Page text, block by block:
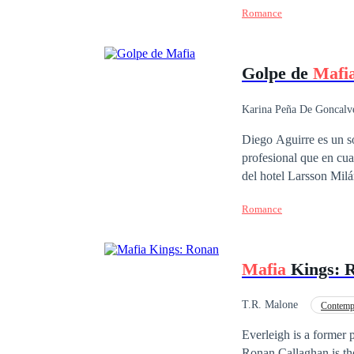
vez no es para hacer
Romance
Golpe de
Karina Peña De
Diego Aguirre es un
profesional que en
del hotel Larsson
millonaria, hermosa y
no todo lo que brilla
intensa historia
Romance
Mafia Kings:
T.R. Malone
Everleigh is a former